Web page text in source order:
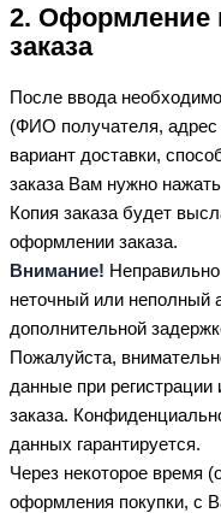
2. Оформление
заказа
После ввода
(ФИО получателя, адрес
вариант доставки,
заказа Вам нужно
Копия заказа будет
оформлении заказа.
Внимание!
неточный или неполный
дополнительной
Пожалуйста,
данные при
заказа.
данных гарантируется.
Через некоторое время
оформления покупки, с